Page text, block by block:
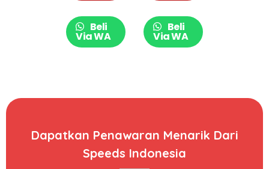
Beli
Via WA
Beli
Via WA
Dapatkan Penawaran Menarik Dari
Speeds Indonesia